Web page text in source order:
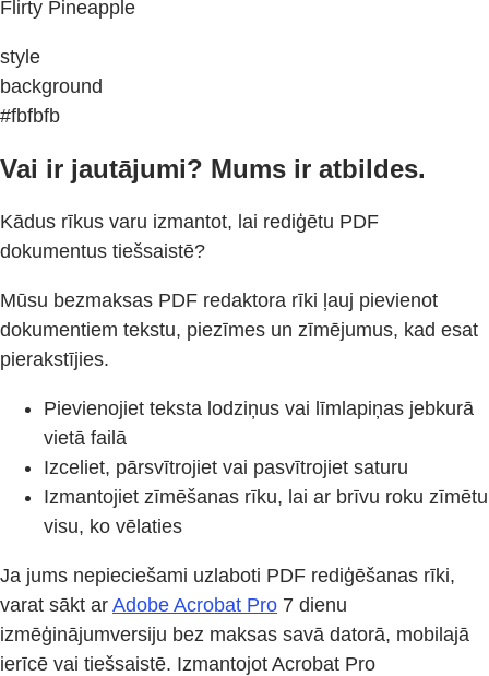
Flirty Pineapple
style
background
#fbfbfb
Vai ir jautājumi? Mums ir atbildes.
Kādus rīkus varu izmantot, lai rediģētu PDF
dokumentus tiešsaistē?
Mūsu bezmaksas PDF redaktora rīki ļauj pievienot
dokumentiem tekstu, piezīmes un zīmējumus, kad esat
pierakstījies.
Pievienojiet teksta lodziņus vai līmlapiņas jebkurā
vietā failā
Izceliet, pārsvītrojiet vai pasvītrojiet saturu
Izmantojiet zīmēšanas rīku, lai ar brīvu roku zīmētu
visu, ko vēlaties
Ja jums nepieciešami uzlaboti PDF rediģēšanas rīki,
varat sākt ar Adobe Acrobat Pro 7 dienu
izmēģinājumversiju bez maksas savā datorā, mobilajā
ierīcē vai tiešsaistē. Izmantojot Acrobat Pro